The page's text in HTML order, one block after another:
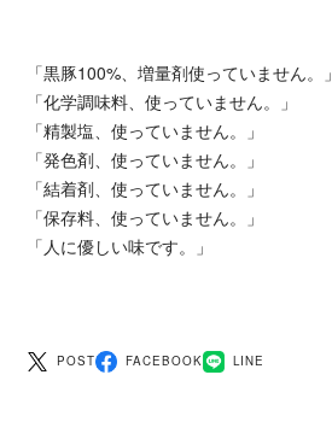
「黒豚100%、増量剤使っていません。」
「化学調味料、使っていません。」
「精製塩、使っていません。」
「発色剤、使っていません。」
「結着剤、使っていません。」
「保存料、使っていません。」
「人に優しい味です。」
POST FACEBOOK LINE